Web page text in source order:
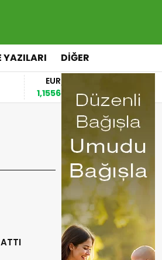
YAZILARI DİĞER
EUR/USD
1,15560,03%
79,24
ATTI